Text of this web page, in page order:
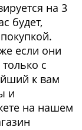
на 3
будет,
если они
с
к вам
и
на нашем